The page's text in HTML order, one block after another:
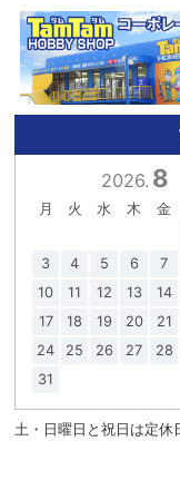
2026. 8
月 火 水 木 金
3
4 5 6 7
10
11 12 13 14
17
18 19 20 21
24
25 26 27 28
31
土・日曜日と祝日は定休